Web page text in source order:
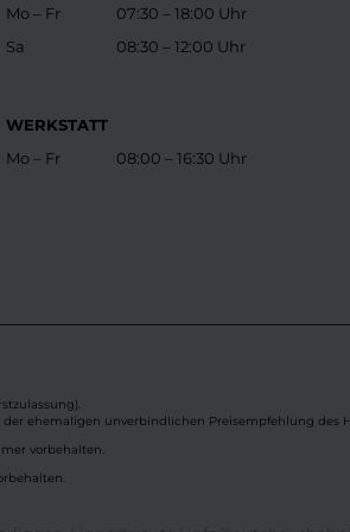
Mo – Fr
Sa
07:30 – 18:00 Uhr
08:30 – 12:00 Uhr
WERKSTATT
Mo – Fr
08:00 – 16:30 Uhr
ehemaligen unverbindlichen Preisempfehlung des
vorbehalten.